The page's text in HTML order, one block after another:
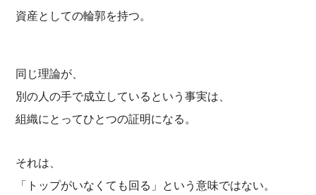
資産としての輪郭を持つ。
同じ理論が、
別の人の手で成立しているという事実は、
組織にとってひとつの証明になる。
それは、
「トップがいなくても回る」という意味ではない。